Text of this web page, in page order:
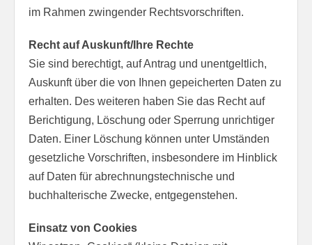
im Rahmen zwingender Rechtsvorschriften.
Recht auf Auskunft/Ihre Rechte
Sie sind berechtigt, auf Antrag und unentgeltlich,
Auskunft über die von Ihnen gepeicherten Daten zu
erhalten. Des weiteren haben Sie das Recht auf
Berichtigung, Löschung oder Sperrung unrichtiger
Daten. Einer Löschung können unter Umständen
gesetzliche Vorschriften, insbesondere im Hinblick
auf Daten für abrechnungstechnische und
buchhalterische Zwecke, entgegenstehen.
Einsatz von Cookies